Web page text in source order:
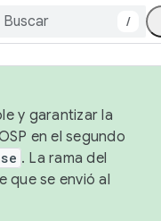
/
y garantizar la
en el segundo
. La rama del
que se envió al